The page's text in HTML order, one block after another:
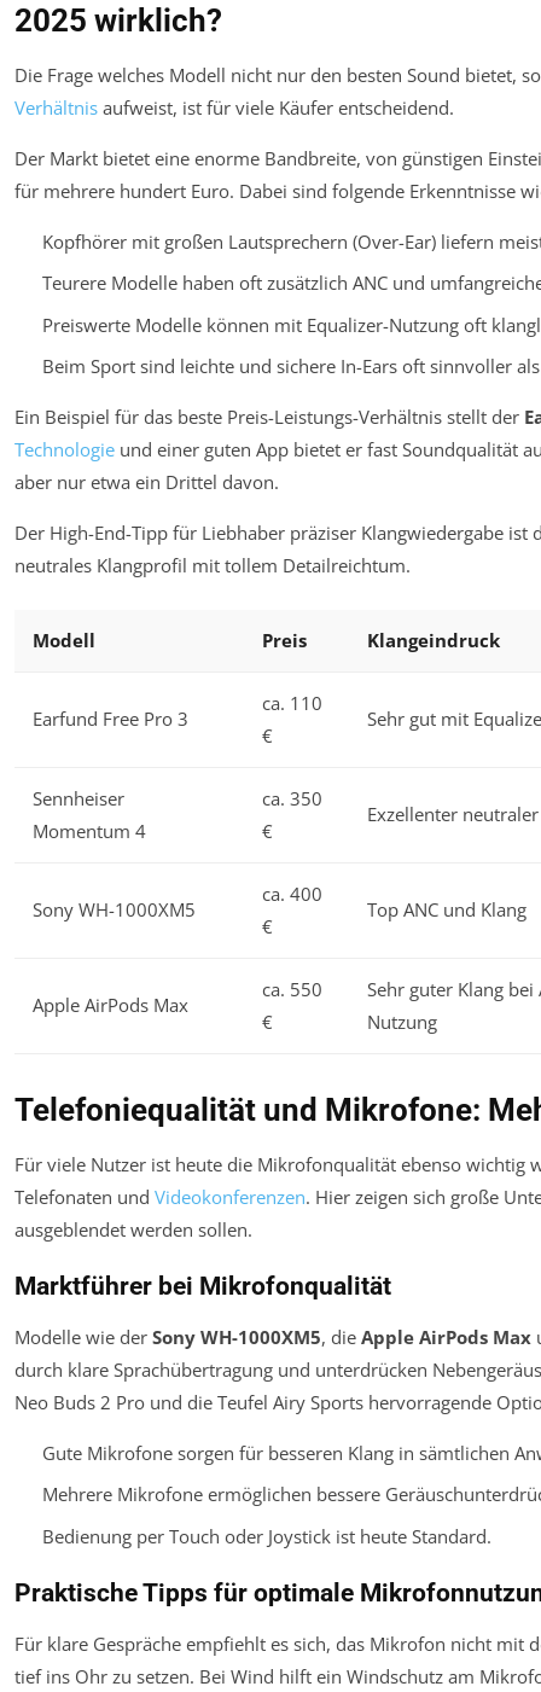
2025 wirklich?
Die Frage welches Modell nicht nur den besten Sound bietet,
Verhältnis aufweist, ist für viele Käufer entscheidend.
Der Markt bietet eine enorme Bandbreite, von günstigen
für mehrere hundert Euro. Dabei sind folgende Erkenntnisse
Kopfhörer mit großen Lautsprechern (Over-Ear) liefern
Teurere Modelle haben oft zusätzlich ANC und
Preiswerte Modelle können mit Equalizer-Nutzung oft
Beim Sport sind leichte und sichere In-Ears oft sinnvoller
Ein Beispiel für das beste Preis-Leistungs-Verhältnis stellt der
Technologie und einer guten App bietet er fast Soundqualität
aber nur etwa ein Drittel davon.
Der High-End-Tipp für Liebhaber präziser Klangwiedergabe ist
neutrales Klangprofil mit tollem Detailreichtum.
Modell Preis Klangeindruck
Earfund Free Pro 3
ca. 110
€
Sehr gut mit
Sennheiser
Momentum 4
ca. 350
€
Exzellenter
Sony WH-1000XM5
ca. 400
€
Top ANC und Klang
Apple AirPods Max
ca. 550
€
Sehr guter Klang bei
Nutzung
Telefoniequalität und Mikrofone:
Für viele Nutzer ist heute die Mikrofonqualität ebenso wichtig
Telefonaten und Videokonferenzen. Hier zeigen sich große
ausgeblendet werden sollen.
Marktführer bei Mikrofonqualität
Modelle wie der Sony WH-1000XM5, die Apple AirPods Max
durch klare Sprachübertragung und unterdrücken
Neo Buds 2 Pro und die Teufel Airy Sports hervorragende
Gute Mikrofone sorgen für besseren Klang in sämtlichen
Mehrere Mikrofone ermöglichen bessere
Bedienung per Touch oder Joystick ist heute Standard.
Praktische Tipps für optimale
Für klare Gespräche empfiehlt es sich, das Mikrofon nicht mit
tief ins Ohr zu setzen. Bei Wind hilft ein Windschutz am